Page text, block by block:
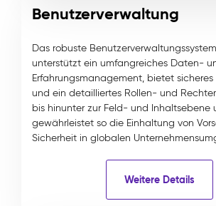
Benutzerverwaltung
Das robuste
unterstützt ein umfangreiches Daten-
Erfahrungsmanagement, bietet sicheres
und ein detailliertes Rollen- und
bis hinunter zur Feld- und Inhaltsebene
gewährleistet so die Einhaltung von
Sicherheit in globalen
Weitere Details